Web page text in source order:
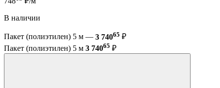
В наличии
Пакет (полиэтилен) 5 м — 3 74065 ₽
Пакет (полиэтилен) 5 м 3 74065 ₽